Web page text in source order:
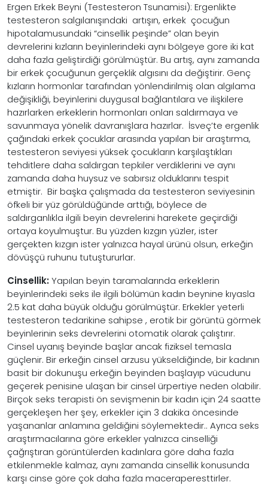
Ergen Erkek Beyni (Testesteron Tsunamisi): Ergenlikte
testesteron salgılanışındaki artışın, erkek çocuğun
hipotalamusundaki “cinsellik peşinde” olan beyin
devrelerini kızların beyinlerindeki aynı bölgeye gore iki kat
daha fazla geliştirdiği görülmüştür. Bu artış, aynı zamanda
bir erkek çocuğunun gerçeklik algısını da değiştirir. Genç
kızların hormonlar tarafından yönlendirilmiş olan algılama
değişikliği, beyinlerini duygusal bağlantılara ve ilişkilere
hazırlarken erkeklerin hormonları onları saldırmaya ve
savunmaya yönelik davranışlara hazırlar. İsveç’te ergenlik
çağındaki erkek çocuklar arasında yapılan bir araştırma,
testesteron seviyesi yüksek çocukların karşılaştıkları
tehditlere daha saldırgan tepkiler verdiklerini ve aynı
zamanda daha huysuz ve sabırsız olduklarını tespit
etmiştir. Bir başka çalışmada da testesteron seviyesinin
öfkeli bir yüz görüldüğünde arttığı, böylece de
saldırganlıkla ilgili beyin devrelerini harekete geçirdiği
ortaya koyulmuştur. Bu yüzden kızgın yüzler, ister
gerçekten kızgın ister yalnızca hayal ürünü olsun, erkeğin
dövüşçü ruhunu tutuştururlar.
Cinsellik:Yapılan beyin taramalarında erkeklerin
beyinlerindeki seks ile ilgili bölümün kadın beynine kıyasla
2.5 kat daha büyük olduğu görülmüştür. Erkekler yeterli
testesteron tedarikine sahipse , erotik bir görüntü görmek
beyinlerinin seks devrelerini otomatik olarak çalıştırır.
Cinsel uyanış beyinde başlar ancak fiziksel temasla
güçlenir. Bir erkeğin cinsel arzusu yükseldiğinde, bir kadının
basit bir dokunuşu erkeğin beyinden başlayıp vücudunu
geçerek penisine ulaşan bir cinsel ürpertiye neden olabilir.
Birçok seks terapisti ön sevişmenin bir kadın için 24 saatte
gerçekleşen her şey, erkekler için 3 dakika öncesinde
yaşananlar anlamına geldiğini söylemektedir.. Ayrıca seks
araştırmacılarına göre erkekler yalnızca cinselliği
çağrıştıran görüntülerden kadınlara göre daha fazla
etkilenmekle kalmaz, aynı zamanda cinsellik konusunda
karşı cinse göre çok daha fazla maceraperesttirler.